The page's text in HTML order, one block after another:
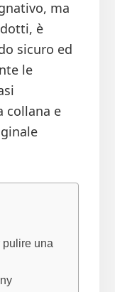
ma
è
sicuro ed
le
collana e
una